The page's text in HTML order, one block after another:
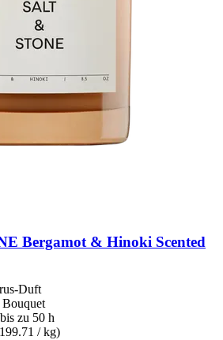
Bergamot & Hinoki Scented
Duft
Bouquet
zu 50 h
/ kg)